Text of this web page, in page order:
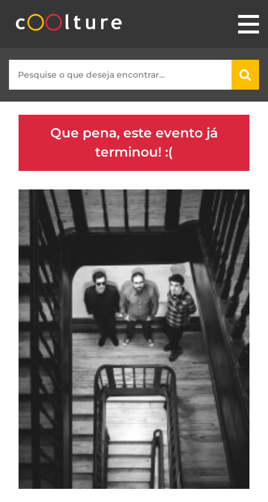
Que pena, este evento já
terminou! :(